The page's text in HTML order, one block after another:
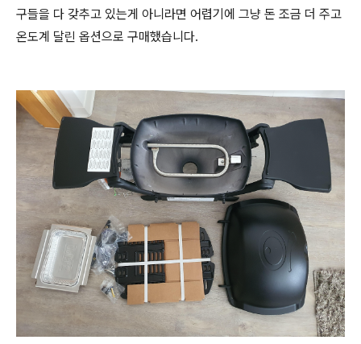
구들을 다 갖추고 있는게 아니라면 어렵기에 그냥 돈 조금 더 주고
온도계 달린 옵션으로 구매했습니다.